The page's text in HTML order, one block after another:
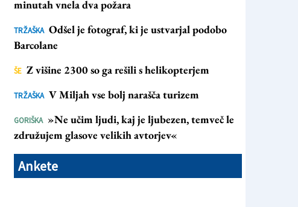
minutah vnela dva požara
TRŽAŠKA Odšel je fotograf, ki je ustvarjal podobo
Barcolane
ŠE Z višine 2300 so ga rešili s helikopterjem
TRŽAŠKA V Miljah vse bolj narašča turizem
GORIŠKA »Ne učim ljudi, kaj je ljubezen, temveč le
združujem glasove velikih avtorjev«
Ankete